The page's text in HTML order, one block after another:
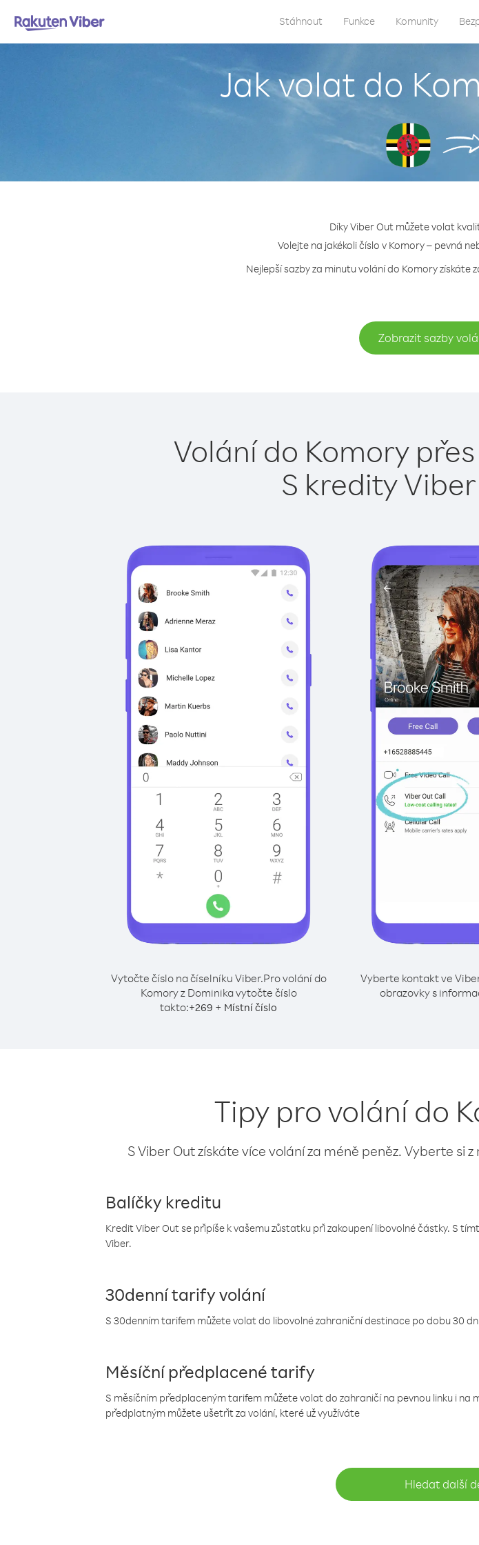
Stáhnout Funkce Komunity
Jak volat do
Díky Viber Out můžete volat
Volejte na jakékoli číslo v Komory – pevná
Nejlepší sazby za minutu volání do Komory
Zobrazit sazby
Volání do Komory
S kredity
Vytočte číslo na číselníku Viber.Pro volání do
Komory z Dominika vytočte číslo
takto:+269 + Místní číslo
Vyberte kontakt ve
obrazovky s
Tipy pro volání do
S Viber Out získáte více volání za méně peněz. Vyberte si
Balíčky kreditu
Kredit Viber Out se připíše k vašemu zůstatku při zakoupení libovolné částky. S
Viber.
30denní tarify volání
S 30denním tarifem můžete volat do libovolné zahraniční destinace po dobu 30 dní
Měsíční předplacené tarify
S měsíčním předplaceným tarifem můžete volat do zahraničí na pevnou linku i na
předplatným můžete ušetřit za volání, které už využíváte
Hledat další